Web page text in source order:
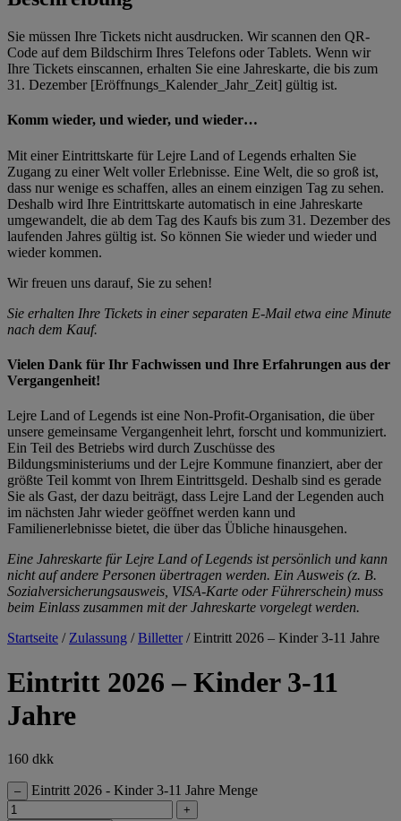
Sie müssen Ihre Tickets nicht ausdrucken. Wir scannen den QR-
Code auf dem Bildschirm Ihres Telefons oder Tablets. Wenn wir
Ihre Tickets einscannen, erhalten Sie eine Jahreskarte, die bis zum
31. Dezember [Eröffnungs_Kalender_Jahr_Zeit] gültig ist.
Komm wieder, und wieder, und wieder…
Mit einer Eintrittskarte für Lejre Land of Legends erhalten Sie
Zugang zu einer Welt voller Erlebnisse. Eine Welt, die so groß ist,
dass nur wenige es schaffen, alles an einem einzigen Tag zu sehen.
Deshalb wird Ihre Eintrittskarte automatisch in eine Jahreskarte
umgewandelt, die ab dem Tag des Kaufs bis zum 31. Dezember des
laufenden Jahres gültig ist. So können Sie wieder und wieder und
wieder kommen.
Wir freuen uns darauf, Sie zu sehen!
Sie erhalten Ihre Tickets in einer separaten E-Mail etwa eine Minute
nach dem Kauf.
Vielen Dank für Ihr Fachwissen und Ihre Erfahrungen aus der
Vergangenheit!
Lejre Land of Legends ist eine Non-Profit-Organisation, die über
unsere gemeinsame Vergangenheit lehrt, forscht und kommuniziert.
Ein Teil des Betriebs wird durch Zuschüsse des
Bildungsministeriums und der Lejre Kommune finanziert, aber der
größte Teil kommt von Ihrem Eintrittsgeld. Deshalb sind es gerade
Sie als Gast, der dazu beiträgt, dass Lejre Land der Legenden auch
im nächsten Jahr wieder geöffnet werden kann und
Familienerlebnisse bietet, die über das Übliche hinausgehen.
Eine Jahreskarte für Lejre Land of Legends ist persönlich und kann
nicht auf andere Personen übertragen werden. Ein Ausweis (z. B.
Sozialversicherungsausweis, VISA-Karte oder Führerschein) muss
beim Einlass zusammen mit der Jahreskarte vorgelegt werden.
Startseite / Zulassung /Billetter / Eintritt 2026 – Kinder 3-11 Jahre
Eintritt 2026 – Kinder 3-11
Jahre
160 dkk
– Eintritt 2026 - Kinder 3-11 Jahre Menge
+